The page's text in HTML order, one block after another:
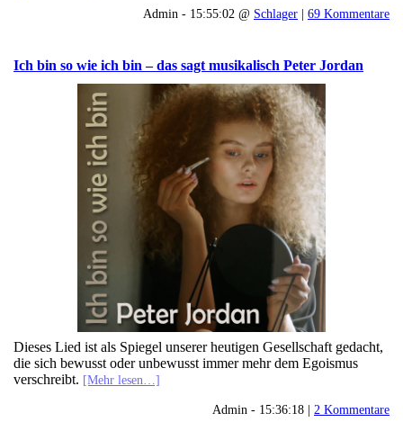
Admin - 15:55:02 @ Schlager | 69 Kommentare
Ich bin so wie ich bin – das sagt musikalisch Peter Jordan
Dieses Lied ist als Spiegel unserer heutigen Gesellschaft gedacht,
die sich bewusst oder unbewusst immer mehr dem Egoismus
verschreibt. [Mehr lesen…]
Admin - 15:36:18 | 2 Kommentare